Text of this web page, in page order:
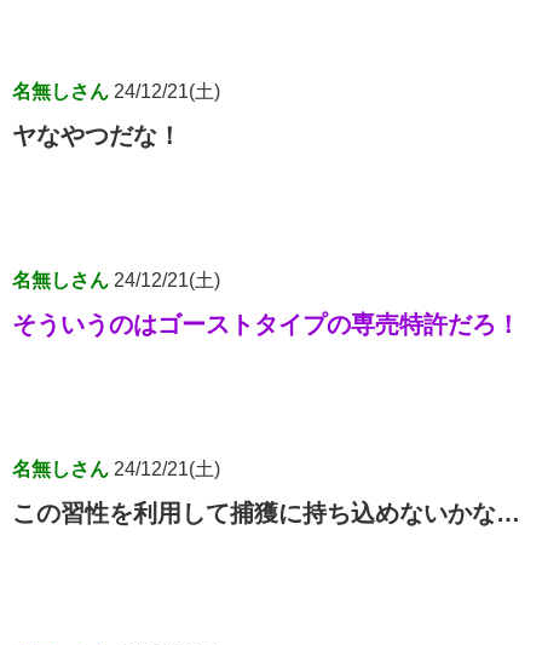
名無しさん 24/12/21(土)
ヤなやつだな！
名無しさん 24/12/21(土)
そういうのはゴーストタイプの専売特許だろ！
名無しさん 24/12/21(土)
この習性を利用して捕獲に持ち込めないかな…